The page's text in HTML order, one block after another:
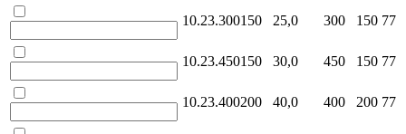
10.23.300150 25,0 300 150 77
10.23.450150 30,0 450 150 77
10.23.400200 40,0 400 200 77